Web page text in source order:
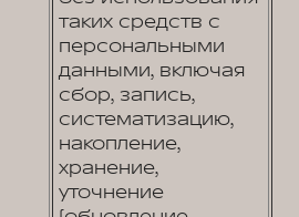
таких средств с
персональными
данными, включая
сбор, запись,
систематизацию,
накопление,
хранение,
уточнение